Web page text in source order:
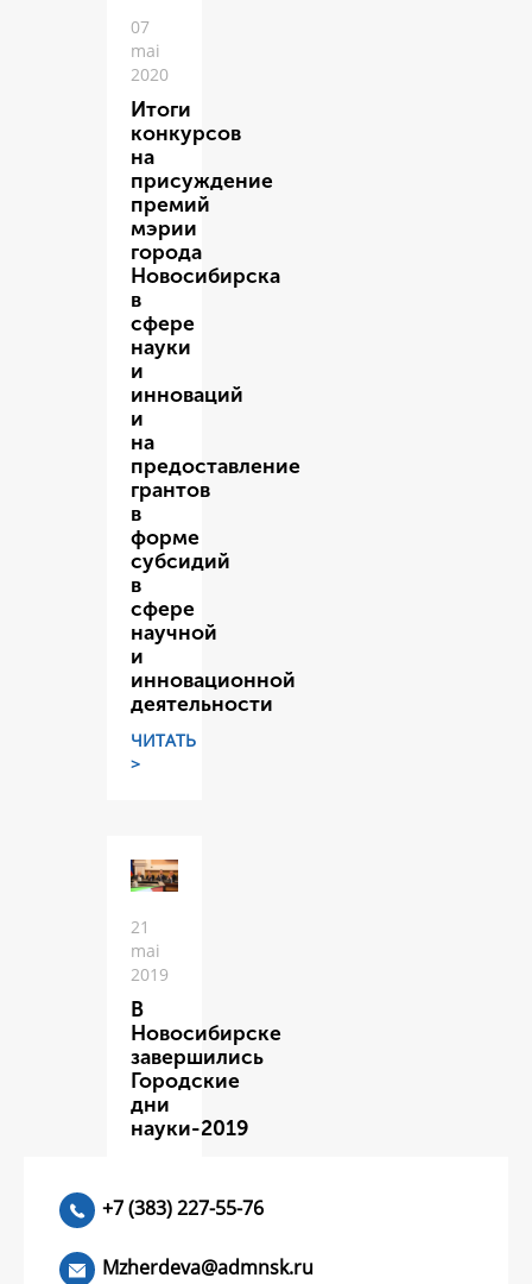
07
mai
2020
Итоги
конкурсов
на
присуждение
премий
мэрии
города
Новосибирска
в
сфере
науки
и
инноваций
и
на
предоставление
грантов
в
форме
субсидий
в
сфере
научной
и
инновационной
деятельности
ЧИТАТЬ
>
21
mai
2019
В
Новосибирске
завершились
Городские
дни
науки-2019
+7 (383) 227-55-76
Mzherdeva@admnsk.ru